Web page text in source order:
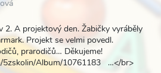
2. A projektový den. Žabičky vyráběly
Projekt se velmi povedl.
prarodičů… Děkujeme!
5zskolin/Album/10761183 …</br>